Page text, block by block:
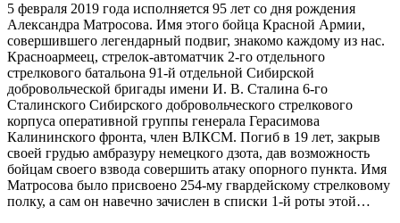
5 февраля 2019 года исполняется 95 лет со дня рождения
Александра Матросова. Имя этого бойца Красной Армии,
совершившего легендарный подвиг, знакомо каждому из нас.
Красноармеец, стрелок-автоматчик 2-го отдельного
стрелкового батальона 91-й отдельной Сибирской
добровольческой бригады имени И. В. Сталина 6-го
Сталинского Сибирского добровольческого стрелкового
корпуса оперативной группы генерала Герасимова
Калининского фронта, член ВЛКСМ. Погиб в 19 лет, закрыв
своей грудью амбразуру немецкого дзота, дав возможность
бойцам своего взвода совершить атаку опорного пункта. Имя
Матросова было присвоено 254-му гвардейскому стрелковому
полку, а сам он навечно зачислен в списки 1-й роты этой…